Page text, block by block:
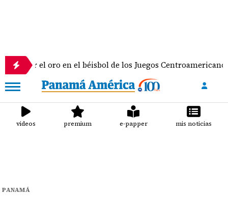
el oro en el béisbol de los Juegos Centroamericanos y del
videos premium e-papper mis noticias
PANAMÁ